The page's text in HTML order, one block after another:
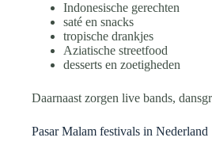
Indonesische gerechten
saté en snacks
tropische drankjes
Aziatische streetfood
desserts en zoetigheden
Daarnaast zorgen live bands,
Pasar Malam festivals in Nederland